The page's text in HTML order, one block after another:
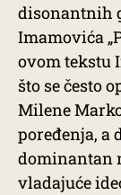
disonantnih
Imamovića
ovom tekstu
što se često
Milene
poređenja, a
dominantan
vladajuće